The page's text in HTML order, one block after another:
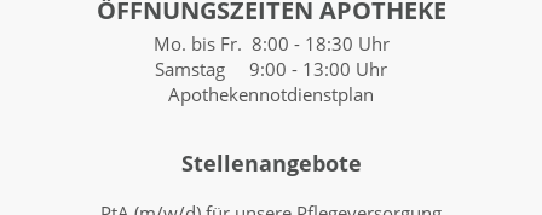
ÖFFNUNGSZEITEN APOTHEKE
Mo. bis Fr. 8:00 - 18:30 Uhr
Samstag 9:00 - 13:00 Uhr
Apothekennotdienstplan
Stellenangebote